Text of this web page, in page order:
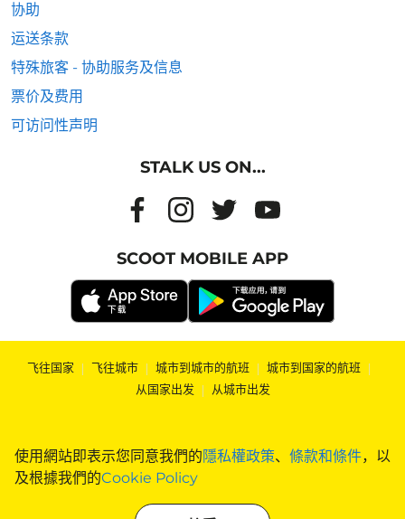
使用網站即表示您同意我們的隱私權政策、 條款和條件，以
及根據我們的Cookie Policy
协助
运送条款
特殊旅客 - 协助服务及信息
票价及费用
可访问性声明
STALK US ON...
SCOOT MOBILE APP
飞往国家 | 飞往城市 | 城市到城市的航班 | 城市到国家的航班 |
从国家出发 | 从城市出发